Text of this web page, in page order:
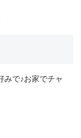
みで♪お家でチャ